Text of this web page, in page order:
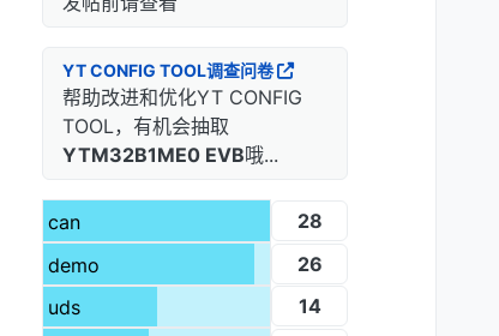
YT CONFIG TOOL调查问卷
帮助改进和优化YT CONFIG
TOOL，有机会抽取
YTM32B1ME0 EVB哦...
can
28
demo
26
uds
14